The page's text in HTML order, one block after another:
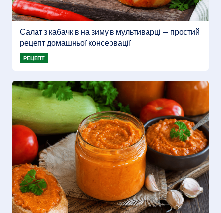
Салат з кабачків на зиму в мультиварці — простий
рецепт домашньої консервації
РЕЦЕПТ